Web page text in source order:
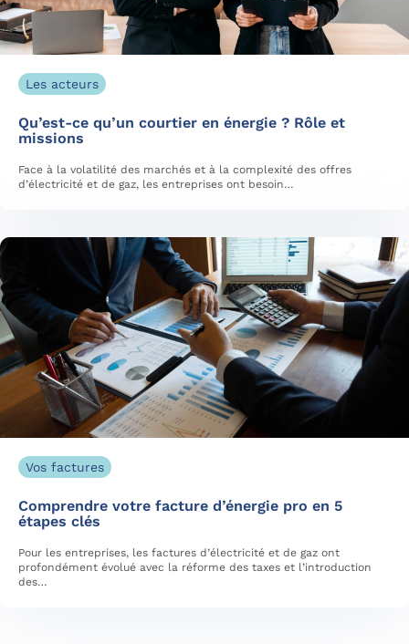
Les acteurs
Qu’est-ce qu’un courtier en énergie ? Rôle et
missions
Face à la volatilité des marchés et à la complexité des offres
d’électricité et de gaz, les entreprises ont besoin…
Vos factures
Comprendre votre facture d’énergie pro en 5
étapes clés
Pour les entreprises, les factures d’électricité et de gaz ont
profondément évolué avec la réforme des taxes et l’introduction
des…